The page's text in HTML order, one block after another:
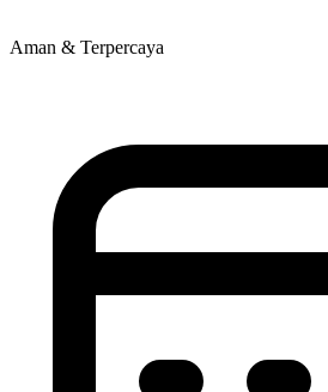
Aman & Terpercaya